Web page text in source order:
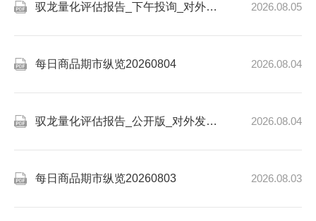
驭龙量化评估报告_下午投询_对外发布版_20260805 2026.08.05
每日商品期市纵览20260804 2026.08.04
驭龙量化评估报告_公开版_对外发布版_20260804 2026.08.04
每日商品期市纵览20260803 2026.08.03